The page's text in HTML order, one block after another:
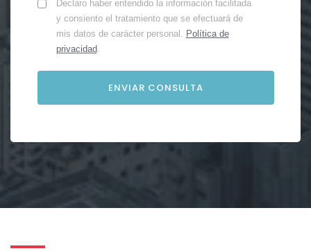
Declaro haber entendido la información facilitada
y consiento el tratamiento que se efectuará de
mis datos de carácter personal. Política de
privacidad.